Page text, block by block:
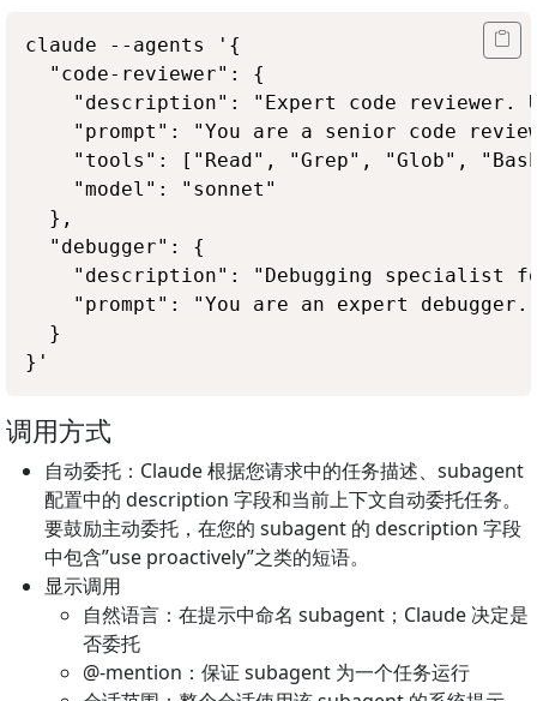
claude --agents '{
  "code-reviewer": {
"description": "Expert code reviewer.
"prompt": "You are a senior code
"tools": ["Read", "Grep", "Glob",
    "model": "sonnet"
  },
  "debugger": {
"description": "Debugging specialist
"prompt": "You are an expert
  }
调用方式
自动委托：Claude 根据您请求中的任务描述、subagent
配置中的 description 字段和当前上下文自动委托任务。
要鼓励主动委托，在您的 subagent 的 description 字段
中包含”use proactively”之类的短语。
显示调用
自然语言：在提示中命名 subagent；Claude 决定是
否委托
@-mention：保证 subagent 为一个任务运行